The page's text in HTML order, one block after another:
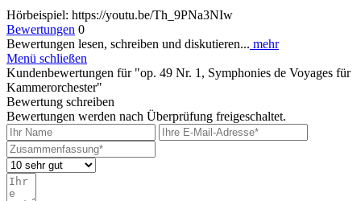
Hörbeispiel: https://youtu.be/Th_9PNa3NIw
Bewertungen 0
Bewertungen lesen, schreiben und diskutieren... mehr
Menü schließen
Kundenbewertungen für "op. 49 Nr. 1, Symphonies de Voyages für
Kammerorchester"
Bewertung schreiben
Bewertungen werden nach Überprüfung freigeschaltet.